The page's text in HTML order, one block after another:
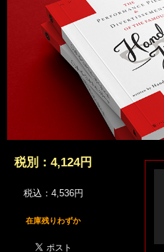
税別： 4,124円
税込：4,536円
在庫残りわずか